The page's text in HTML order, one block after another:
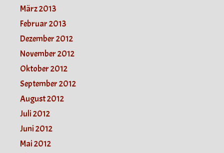
März 2013
Februar 2013
Dezember 2012
November 2012
Oktober 2012
September 2012
August 2012
Juli 2012
Juni 2012
Mai 2012